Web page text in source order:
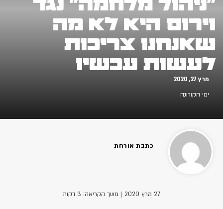
"ניהול מלחמה" נגד
וירוס היא לא מה
שאנחנו צריכות
לעשות עכשיו
מרץ 27, 2020
ימי הקורונה
כתבת אורחת
27 מרץ 2020 | משך הקריאה: 3 דקות